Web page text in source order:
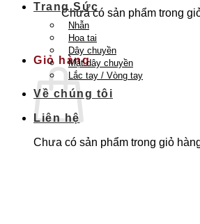
Chưa có sản phẩm trong
Quay trở lại cửa hàng
Giỏ hàng
Chưa có sản phẩm trong giỏ
Trang Sức
Nhẫn
Hoa tai
Dây chuyền
Mặt dây chuyền
Lắc tay / Vòng tay
Về chúng tôi
Liên hệ